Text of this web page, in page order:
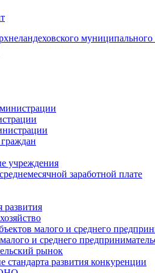
учреждения
заработной плате
развития
малого и среднего
и среднего
рынок
стандарта развития конкуренции